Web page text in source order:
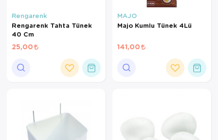
Rengarenk
Rengarenk Tahta Tünek
40 Cm
25,00
MAJO
Majo Kumlu Tünek 4Lü
141,00